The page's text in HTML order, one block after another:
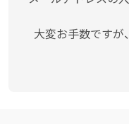
大変お手数ですが